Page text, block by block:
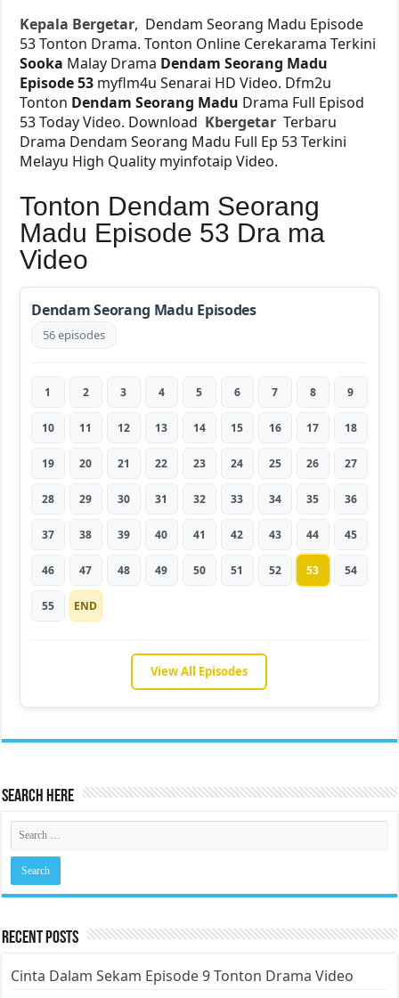
Kepala Bergetar, Dendam Seorang Madu Episode
53 Tonton Drama. Tonton Online Cerekarama Terkini
Sooka Malay Drama Dendam Seorang Madu
Episode 53 myflm4u Senarai HD Video. Dfm2u
Tonton Dendam Seorang Madu Drama Full Episod
53 Today Video. Download KbergetarTerbaru
Drama Dendam Seorang Madu Full Ep 53 Terkini
Melayu High Quality myinfotaip Video.
Tonton Dendam Seorang
Madu Episode 53 Dra ma
Video
Dendam Seorang Madu Episodes
56 episodes
1 2 3 4 5 6 7 8 9
10 11 12 13 14 15 16 17 18
19 20 21 22 23 24 25 26 27
28 29 30 31 32 33 34 35 36
37 38 39 40 41 42 43 44 45
46 47 48 49 50 51 52 53 54
55 END
View All Episodes
Search Here
Recent Posts
Cinta Dalam Sekam Episode 9 Tonton Drama Video